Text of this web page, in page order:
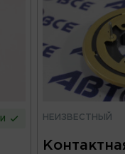
НЕИЗВЕСТНЫЙ